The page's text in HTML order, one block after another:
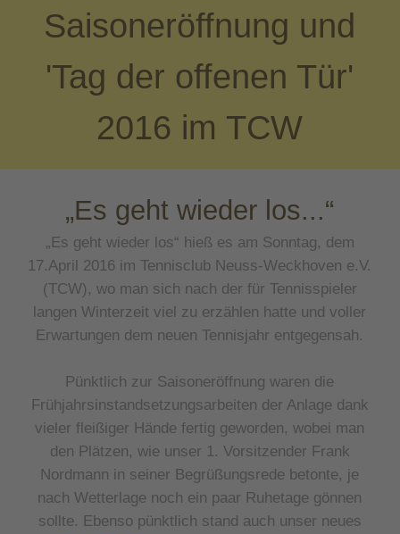
Saisoneröffnung und
'Tag der offenen Tür'
2016 im TCW
„Es geht wieder los...“
„Es geht wieder los“ hieß es am Sonntag, dem
17.April 2016 im Tennisclub Neuss-Weckhoven e.V.
(TCW), wo man sich nach der für Tennisspieler
langen Winterzeit viel zu erzählen hatte und voller
Erwartungen dem neuen Tennisjahr entgegensah.
Pünktlich zur Saisoneröffnung waren die
Frühjahrsinstandsetzungsarbeiten der Anlage dank
vieler fleißiger Hände fertig geworden, wobei man
den Plätzen, wie unser 1. Vorsitzender Frank
Nordmann in seiner Begrüßungsrede betonte, je
nach Wetterlage noch ein paar Ruhetage gönnen
sollte. Ebenso pünktlich stand auch unser neues